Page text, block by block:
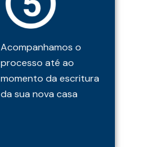
Acompanhamos o
processo até ao
momento da escritura
da sua nova casa